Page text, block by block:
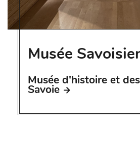
Musée
Musée d'histoire et
Savoie